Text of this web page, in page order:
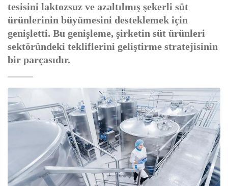
tesisini laktozsuz ve azaltılmış şekerli süt
ürünlerinin büyümesini desteklemek için
genişletti. Bu genişleme, şirketin süt ürünleri
sektöründeki tekliflerini geliştirme stratejisinin
bir parçasıdır.